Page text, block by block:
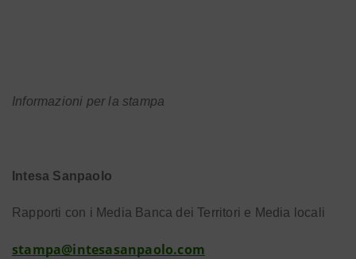
Informazioni per la stampa
Intesa Sanpaolo
Rapporti con i Media Banca dei Territori e Media locali
stampa@intesasanpaolo.com